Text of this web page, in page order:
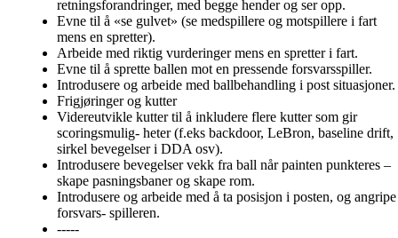
retningsforandringer, med begge hender og ser opp.
Evne til å «se gulvet» (se medspillere og motspillere i fart
mens en spretter).
Arbeide med riktig vurderinger mens en spretter i fart.
Evne til å sprette ballen mot en pressende forsvarsspiller.
Introdusere og arbeide med ballbehandling i post situasjoner.
Frigjøringer og kutter
Videreutvikle kutter til å inkludere flere kutter som gir
scoringsmulig- heter (f.eks backdoor, LeBron, baseline drift,
sirkel bevegelser i DDA osv).
Introdusere bevegelser vekk fra ball når painten punkteres –
skape pasningsbaner og skape rom.
Introdusere og arbeide med å ta posisjon i posten, og angripe
forsvars- spilleren.
-----